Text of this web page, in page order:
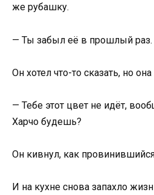
же рубашку.
— Ты забыл её в прошлый раз.
Он хотел что-то сказать, но
— Тебе этот цвет не идёт,
Харчо будешь?
Он кивнул, как
И на кухне снова запахло